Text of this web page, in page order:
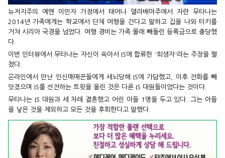
뉴저지주의 예멘 이민자 가정에서 태어나 앨라배마주에서 자란 무타나는
2014년 가족에게는 학교에서 단체 여행을 간다고 말하고 집을 나와 터키를
거쳐 시리아 국경을 넘었다. 여행 경비는 가족 몰래 빼돌린 등록금으로 충당했
다.
이번 인터뷰에서 무타나는 자신이 속아서 IS에 합류한 '희생자'라는 주장을 펼
쳤다.
온라인에서 만난 인신매매꾼들에게 세뇌당해 IS에 가담했고, 이후 전화를 빼
앗겼으며 IS를 선전하는 트윗을 올린 것은 다른 IS 대원들이었다는 것이다.
무타나는 IS 대원과 세 차례 결혼했고 어린 아들 1명을 두고 있다. 그는 아들
을 낳은 것을 제외하고 모든 것을 후회한다고 말했다.